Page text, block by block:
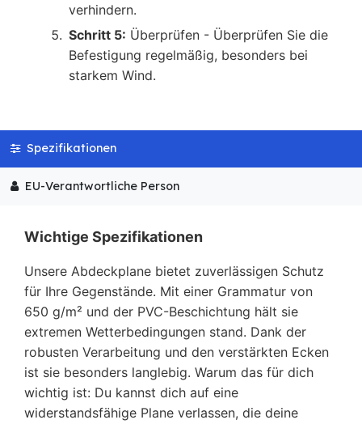
verhindern.
Schritt 5: Überprüfen - Überprüfen Sie die
Befestigung regelmäßig, besonders bei
starkem Wind.
Spezifikationen
EU-Verantwortliche Person
Wichtige Spezifikationen
Unsere Abdeckplane bietet zuverlässigen Schutz
für Ihre Gegenstände. Mit einer Grammatur von
650 g/m² und der PVC-Beschichtung hält sie
extremen Wetterbedingungen stand. Dank der
robusten Verarbeitung und den verstärkten Ecken
ist sie besonders langlebig. Warum das für dich
wichtig ist: Du kannst dich auf eine
widerstandsfähige Plane verlassen, die deine